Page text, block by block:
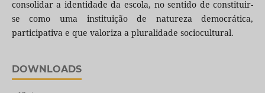
consolidar a identidade da escola, no sentido de constituir-
se como uma instituição de natureza democrática,
participativa e que valoriza a pluralidade sociocultural.
DOWNLOADS